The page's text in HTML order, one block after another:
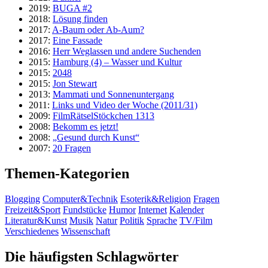
2019: BUGA #2
2018: Lösung finden
2017: A-Baum oder Ab-Aum?
2017: Eine Fassade
2016: Herr Weglassen und andere Suchenden
2015: Hamburg (4) – Wasser und Kultur
2015: 2048
2015: Jon Stewart
2013: Mammati und Sonnenuntergang
2011: Links und Video der Woche (2011/31)
2009: FilmRätselStöckchen 1313
2008: Bekomm es jetzt!
2008: „Gesund durch Kunst“
2007: 20 Fragen
Themen-Kategorien
Blogging Computer&Technik Esoterik&Religion Fragen
Freizeit&Sport Fundstücke Humor Internet Kalender
Literatur&Kunst Musik Natur Politik Sprache TV/Film
Verschiedenes Wissenschaft
Die häufigsten Schlagwörter